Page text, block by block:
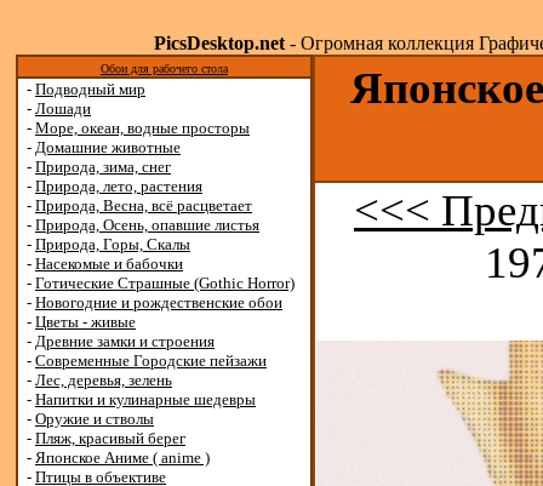
PicsDesktop.net- Огромная коллекция
Обои для рабочего стола
- Подводный мир
- Лошади
- Море, океан, водные просторы
- Домашние животные
- Природа, зима, снег
- Природа, лето, растения
- Природа, Весна, всё расцветает
- Природа, Осень, опавшие листья
- Природа, Горы, Скалы
- Насекомые и бабочки
- Готические Страшные (Gothic Horror)
- Новогодние и рождественские обои
- Цветы - живые
- Древние замки и строения
- Современные Городские пейзажи
- Лес, деревья, зелень
- Напитки и кулинарные шедевры
- Оружие и стволы
- Пляж, красивый берег
- Японское Аниме ( anime )
- Птицы в объективе
<<<